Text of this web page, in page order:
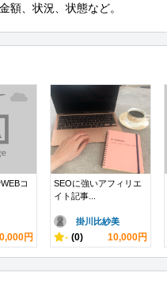
額、状況、状態など。
コ
円
SEOに強いアフィリエ
イト記事...
掛川比紗美
- (0) 10,000円